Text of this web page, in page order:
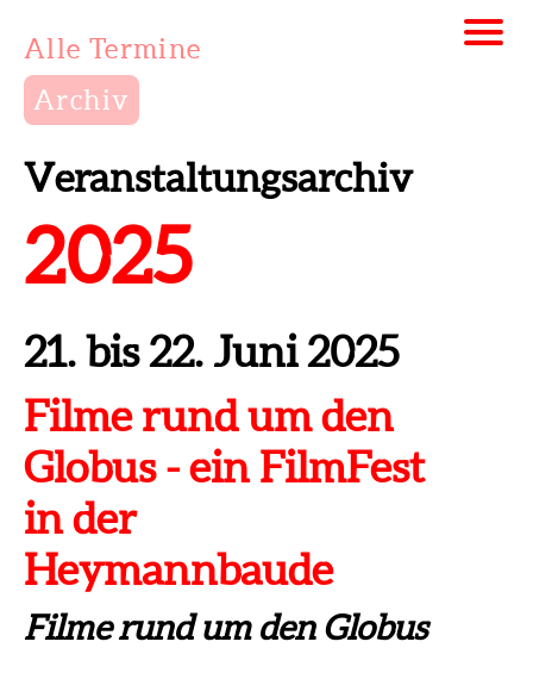
Alle Termine
Archiv
Veranstaltungsarchiv
2025
21. bis 22. Juni 2025
Filme rund um den
Globus - ein FilmFest
in der
Heymannbaude
Filme rund um den Globus